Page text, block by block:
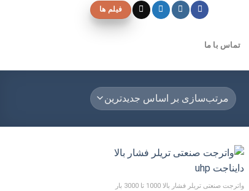
فیلم ها
تماس با ما
واترجت صنعتی تریلر فشار بالا 1000 تا 3000 بار